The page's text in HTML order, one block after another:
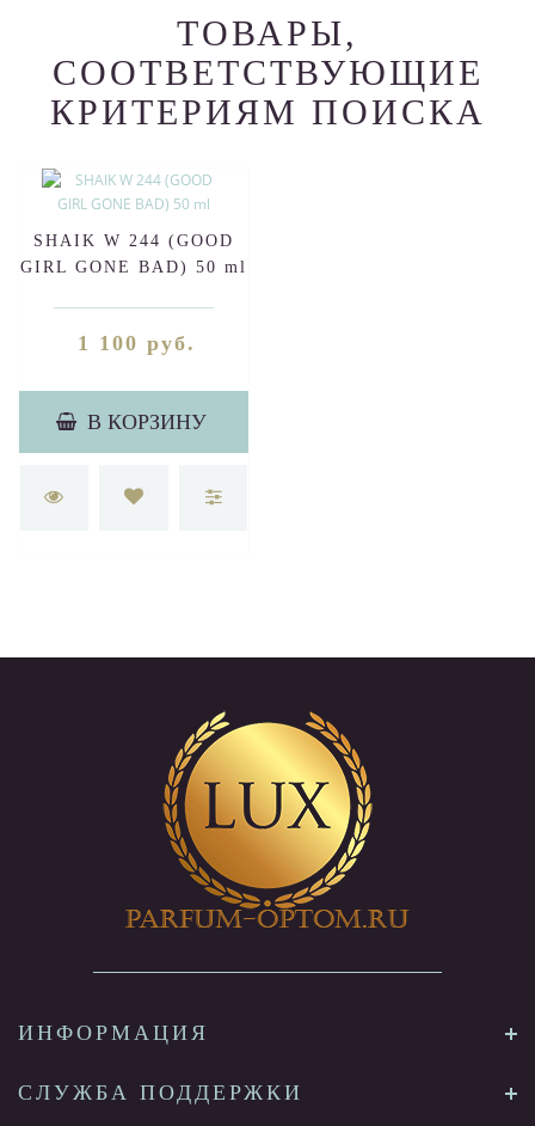
ТОВАРЫ,
СООТВЕТСТВУЮЩИЕ
КРИТЕРИЯМ ПОИСКА
SHAIK W 244 (GOOD
GIRL GONE BAD) 50 ml
1 100 руб.
В КОРЗИНУ
ИНФОРМАЦИЯ
СЛУЖБА ПОДДЕРЖКИ